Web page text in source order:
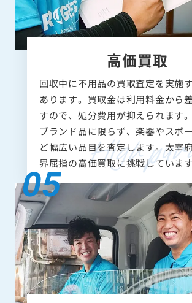
高価買取
回収中に不用品の買取査定を実施
あります。買取金は利用料金から
すので、処分費用が抑えられます
ブランド品に限らず、楽器やスポ
ど幅広い品目を査定します。太宰
界屈指の高価買取に挑戦していま